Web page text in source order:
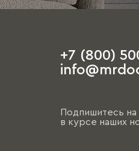
+7 (800)
Подпишитесь
в курсе наших